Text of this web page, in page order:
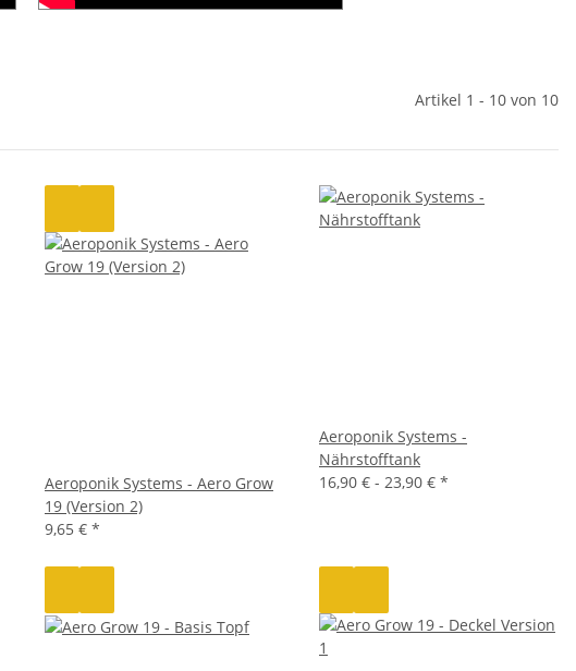
Artikel 1 - 10 von 10
Aeroponik Systems - Aero Grow
19 (Version 2)
9,65 € *
Aeroponik Systems -
Nährstofftank
16,90 € - 23,90 € *